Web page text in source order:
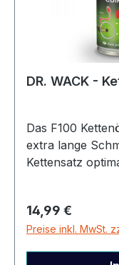
Das F100
extra lange
Kettensatz
spürbar
Längere
Regulärer Preis:
14,99 €
Preise inkl. MwSt.